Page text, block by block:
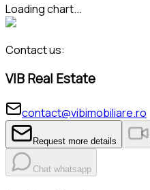
Loading chart...
Contact us:
VIB Real Estate
contact@vibimobiliare.ro
Request more details
Chat whatsapp